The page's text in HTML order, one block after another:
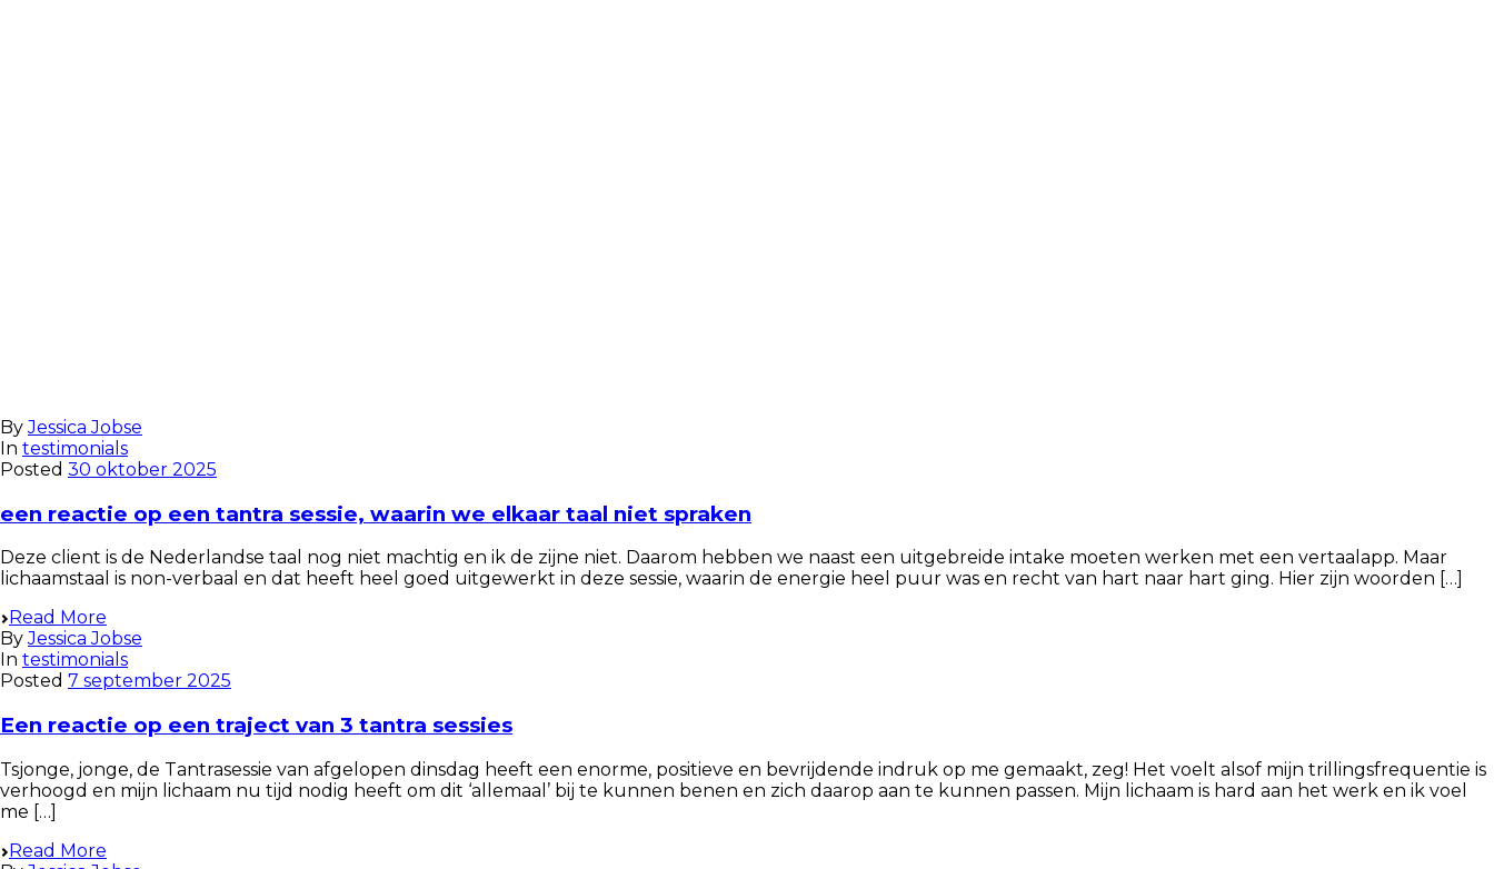
By Jessica Jobse
In testimonials
Posted 30 oktober 2025
een reactie op een tantra sessie, waarin we elkaar taal niet spraken
Deze client is de Nederlandse taal nog niet machtig en ik de zijne niet. Daarom hebben we naast een uitgebreide intake moeten werken met een vertaalapp. Maar
lichaamstaal is non-verbaal en dat heeft heel goed uitgewerkt in deze sessie, waarin de energie heel puur was en recht van hart naar hart ging. Hier zijn woorden […]
Read More
By Jessica Jobse
In testimonials
Posted 7 september 2025
Een reactie op een traject van 3 tantra sessies
Tsjonge, jonge, de Tantrasessie van afgelopen dinsdag heeft een enorme, positieve en bevrijdende indruk op me gemaakt, zeg! Het voelt alsof mijn trillingsfrequentie is
verhoogd en mijn lichaam nu tijd nodig heeft om dit ‘allemaal’ bij te kunnen benen en zich daarop aan te kunnen passen. Mijn lichaam is hard aan het werk en ik voel
me […]
Read More